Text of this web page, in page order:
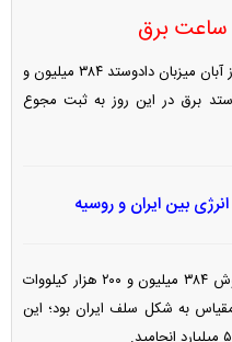
بازار برق بورس انرژی ایران در پنجمین روز آبان میزبان دادوستد ۳۸۴ میلیون و
برق در این روز به ثبت مجوع
بین ایران و روسیه
بازار مشتقه برق در روز گذشته میزبان فروش ۳۸۴ میلیون و ۲۰۰ هزار کیلووات
به شکل سلف ایران بود؛ این